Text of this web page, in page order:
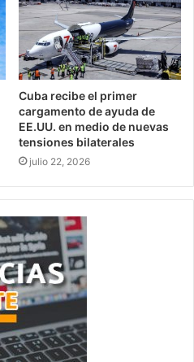
Cuba recibe el primer
cargamento de ayuda de
EE.UU. en medio de nuevas
tensiones bilaterales
julio 22, 2026